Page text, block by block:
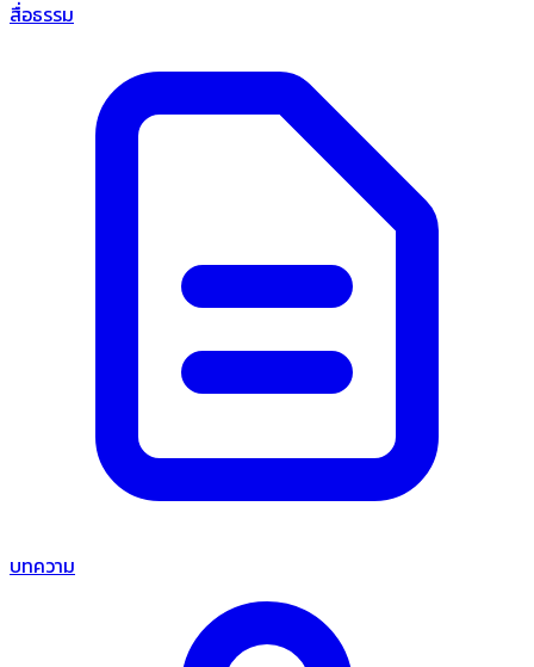
สื่อธรรม
บทความ